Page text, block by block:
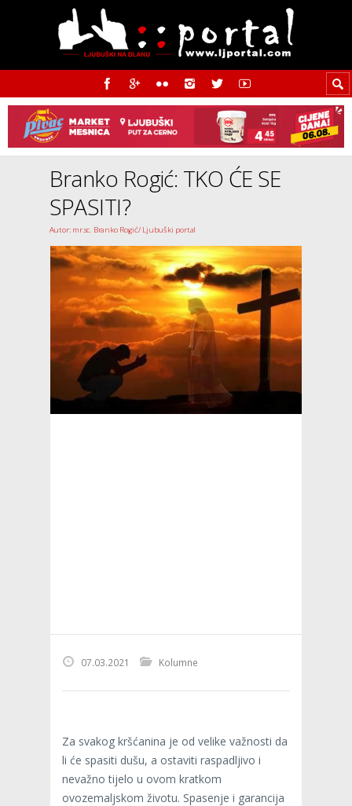
Branko Rogić: TKO ĆE SE
SPASITI?
Autor: mr.sc. Branko Rogić/ Ljubuški portal
07.03.2021 Kolumne
Za svakog kršćanina je od velike važnosti da
li će spasiti dušu, a ostaviti raspadljivo i
nevažno tijelo u ovom kratkom
ovozemaljskom životu. Spasenje i garancija